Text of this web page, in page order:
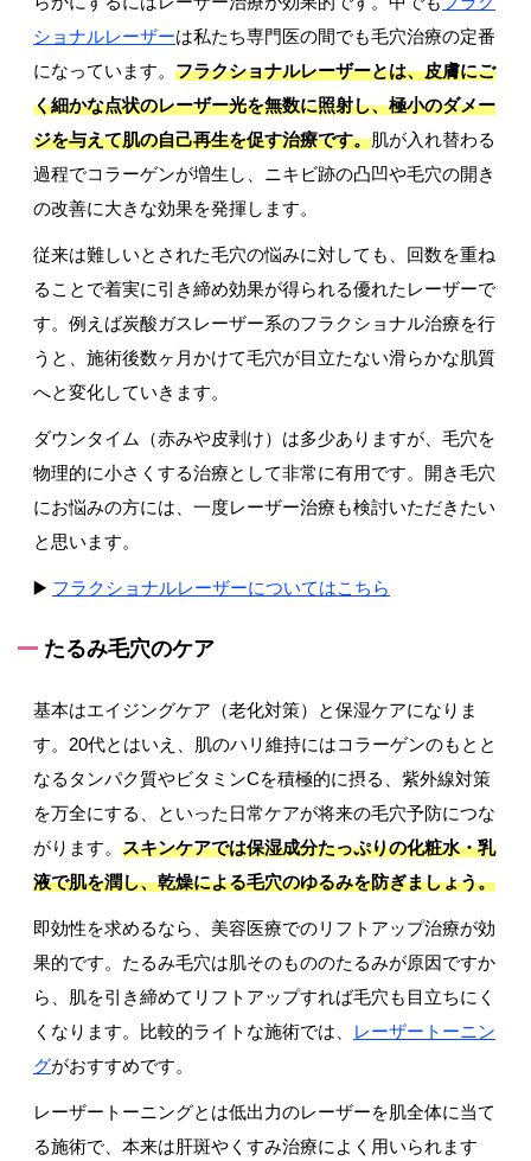
ショナルレーザーは私たち専門医の間でも毛穴治療の定番
になっています。 フラクショナルレーザーとは、皮膚にご
く細かな点状のレーザー光を無数に照射し、極小のダメー
ジを与えて肌の自己再生を促す治療です。肌が入れ替わる
過程でコラーゲンが増生し、ニキビ跡の凸凹や毛穴の開き
の改善に大きな効果を発揮します。
従来は難しいとされた毛穴の悩みに対しても、回数を重ね
ることで着実に引き締め効果が得られる優れたレーザーで
す。例えば炭酸ガスレーザー系のフラクショナル治療を行
うと、施術後数ヶ月かけて毛穴が目立たない滑らかな肌質
へと変化していきます。
ダウンタイム（赤みや皮剥け）は多少ありますが、毛穴を
物理的に小さくする治療として非常に有用です。開き毛穴
にお悩みの方には、一度レーザー治療も検討いただきたい
と思います。
▶️ フラクショナルレーザーについてはこちら
たるみ毛穴のケア
基本はエイジングケア（老化対策）と保湿ケアになりま
す。20代とはいえ、肌のハリ維持にはコラーゲンのもとと
なるタンパク質やビタミンCを積極的に摂る、紫外線対策
を万全にする、といった日常ケアが将来の毛穴予防につな
がります。 スキンケアでは保湿成分たっぷりの化粧水・乳
液で肌を潤し、乾燥による毛穴のゆるみを防ぎましょう。
即効性を求めるなら、美容医療でのリフトアップ治療が効
果的です。たるみ毛穴は肌そのもののたるみが原因ですか
ら、肌を引き締めてリフトアップすれば毛穴も目立ちにく
くなります。比較的ライトな施術では、
レーザートーニン
グがおすすめです。
レーザートーニングとは低出力のレーザーを肌全体に当て
る施術で、本来は肝斑やくすみ治療によく用いられます